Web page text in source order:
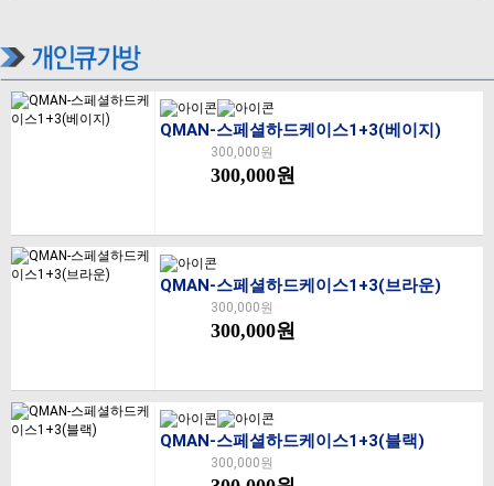
QMAN-스페셜하드케이스1+3(베이지)
300,000원
300,000원
QMAN-스페셜하드케이스1+3(브라운)
300,000원
300,000원
QMAN-스페셜하드케이스1+3(블랙)
300,000원